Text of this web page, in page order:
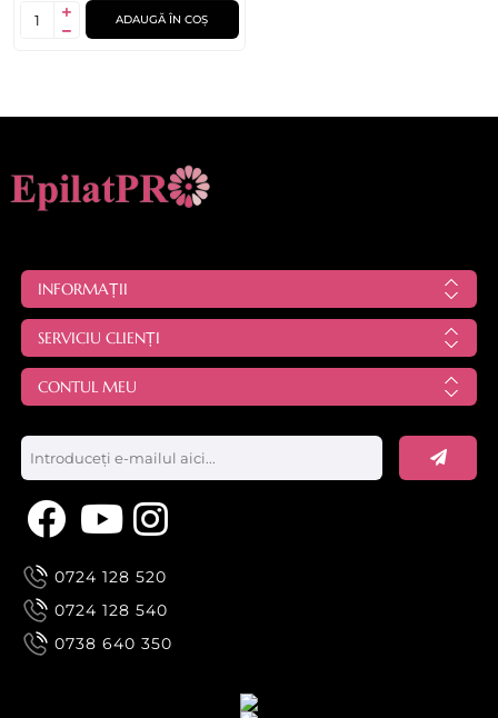
ADAUGĂ ÎN COȘ
INFORMAȚII
SERVICIU CLIENȚI
CONTUL MEU
0724 128 520
0724 128 540
0738 640 350